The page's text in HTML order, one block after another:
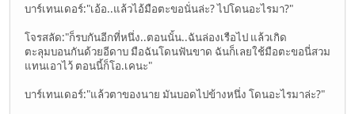
บาร์เทนเดอร์:"เอ้อ..แล้วไอ้มือตะขอนั่นล่ะ? ไปโดนอะไรมา?"
โจรสลัด:"ก็รบกันอีกที่หนึ่ง..ตอนนั้น..ฉันล่องเรือไป แล้วเกิด
ตะลุมบอนกันด้วยอีดาบ มือฉันโดนฟันขาด ฉันก็เลยใช้มือตะขอนี่สวม
แทนเอาไว้ ตอนนี้ก็โอ.เคนะ"
บาร์เทนเดอร์:"แล้วตาของนาย มันบอดไปข้างหนึ่ง โดนอะไรมาล่ะ?"